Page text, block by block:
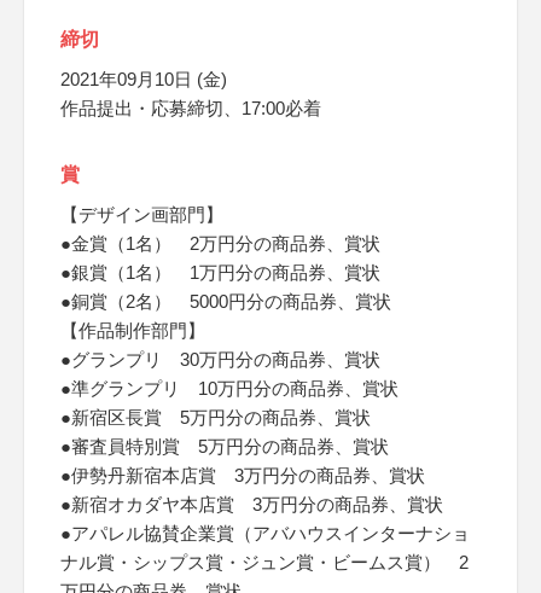
締切
2021年09月10日 (金)
作品提出・応募締切、17:00必着
賞
【デザイン画部門】
●金賞（1名） 2万円分の商品券、賞状
●銀賞（1名） 1万円分の商品券、賞状
●銅賞（2名） 5000円分の商品券、賞状
【作品制作部門】
●グランプリ 30万円分の商品券、賞状
●準グランプリ 10万円分の商品券、賞状
●新宿区長賞 5万円分の商品券、賞状
●審査員特別賞 5万円分の商品券、賞状
●伊勢丹新宿本店賞 3万円分の商品券、賞状
●新宿オカダヤ本店賞 3万円分の商品券、賞状
●アパレル協賛企業賞（アバハウスインターナショ
ナル賞・シップス賞・ジュン賞・ビームス賞） 2